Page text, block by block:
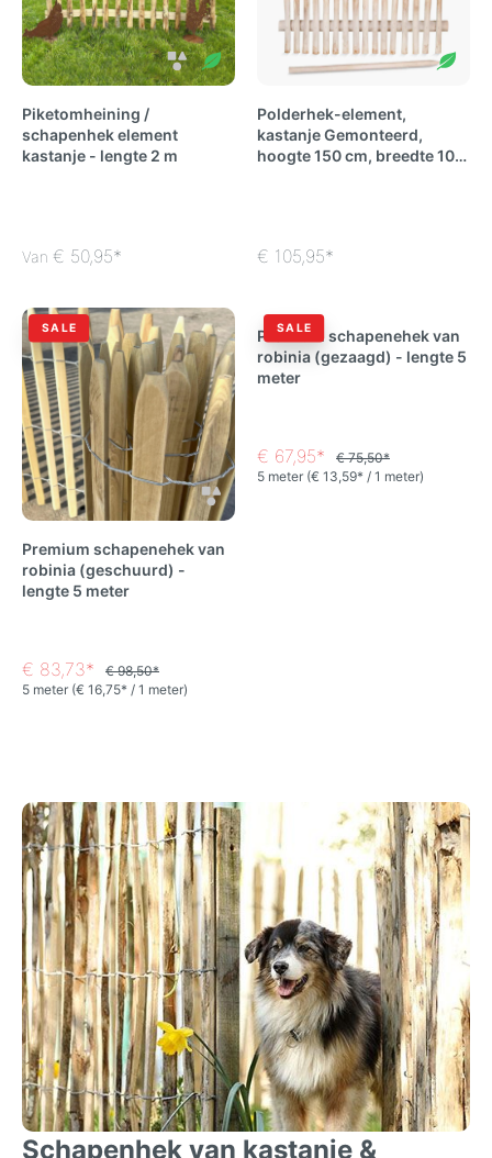
Piketomheining /
schapenhek element
kastanje - lengte 2 m
Van € 50,95*
Polderhek-element,
kastanje Gemonteerd,
hoogte 150 cm, breedte 100
€ 105,95*
SALE
Premium schapenehek van
robinia (geschuurd) -
lengte 5 meter
€ 83,73*
€ 98,50*
5 meter (€ 16,75* / 1 meter)
SALE
Premium schapenehek van
robinia (gezaagd) - lengte 5
meter
€ 67,95*
€ 75,50*
5 meter (€ 13,59* / 1 meter)
Schapenhek van kastanje &